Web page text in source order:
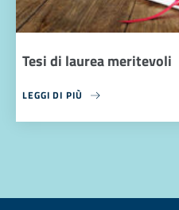
Tesi di laurea meritevoli
LEGGI DI PIÙ